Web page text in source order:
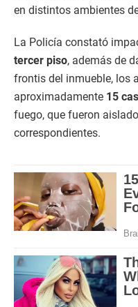
en distintos ambientes
La Policía constató
tercer piso, además de
frontis del inmueble, los
aproximadamente 15
fuego, que fueron
correspondientes.